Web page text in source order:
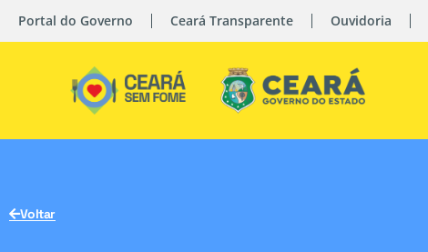
Portal do Governo Ceará Transparente Ouvidoria
Voltar